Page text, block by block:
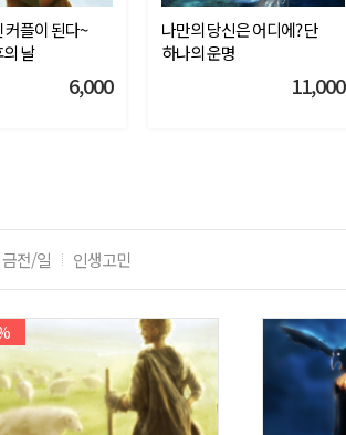
커플이 된다~
날
6,000
나만의 당신은 어디에? 단
하나의 운명
11,000
금전/일 인생고민